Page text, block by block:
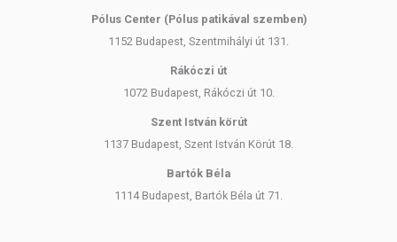
Pólus Center (Pólus patikával szemben)
1152 Budapest, Szentmihályi út 131.
Rákóczi út
1072 Budapest, Rákóczi út 10.
Szent István körút
1137 Budapest, Szent István Körút 18.
Bartók Béla
1114 Budapest, Bartók Béla út 71.